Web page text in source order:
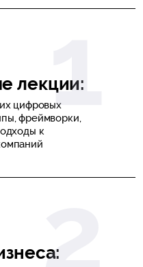
лекции:
цифровых
фреймворки,
к